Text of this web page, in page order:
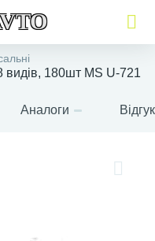
видів, 180шт MS U-721
Аналоги